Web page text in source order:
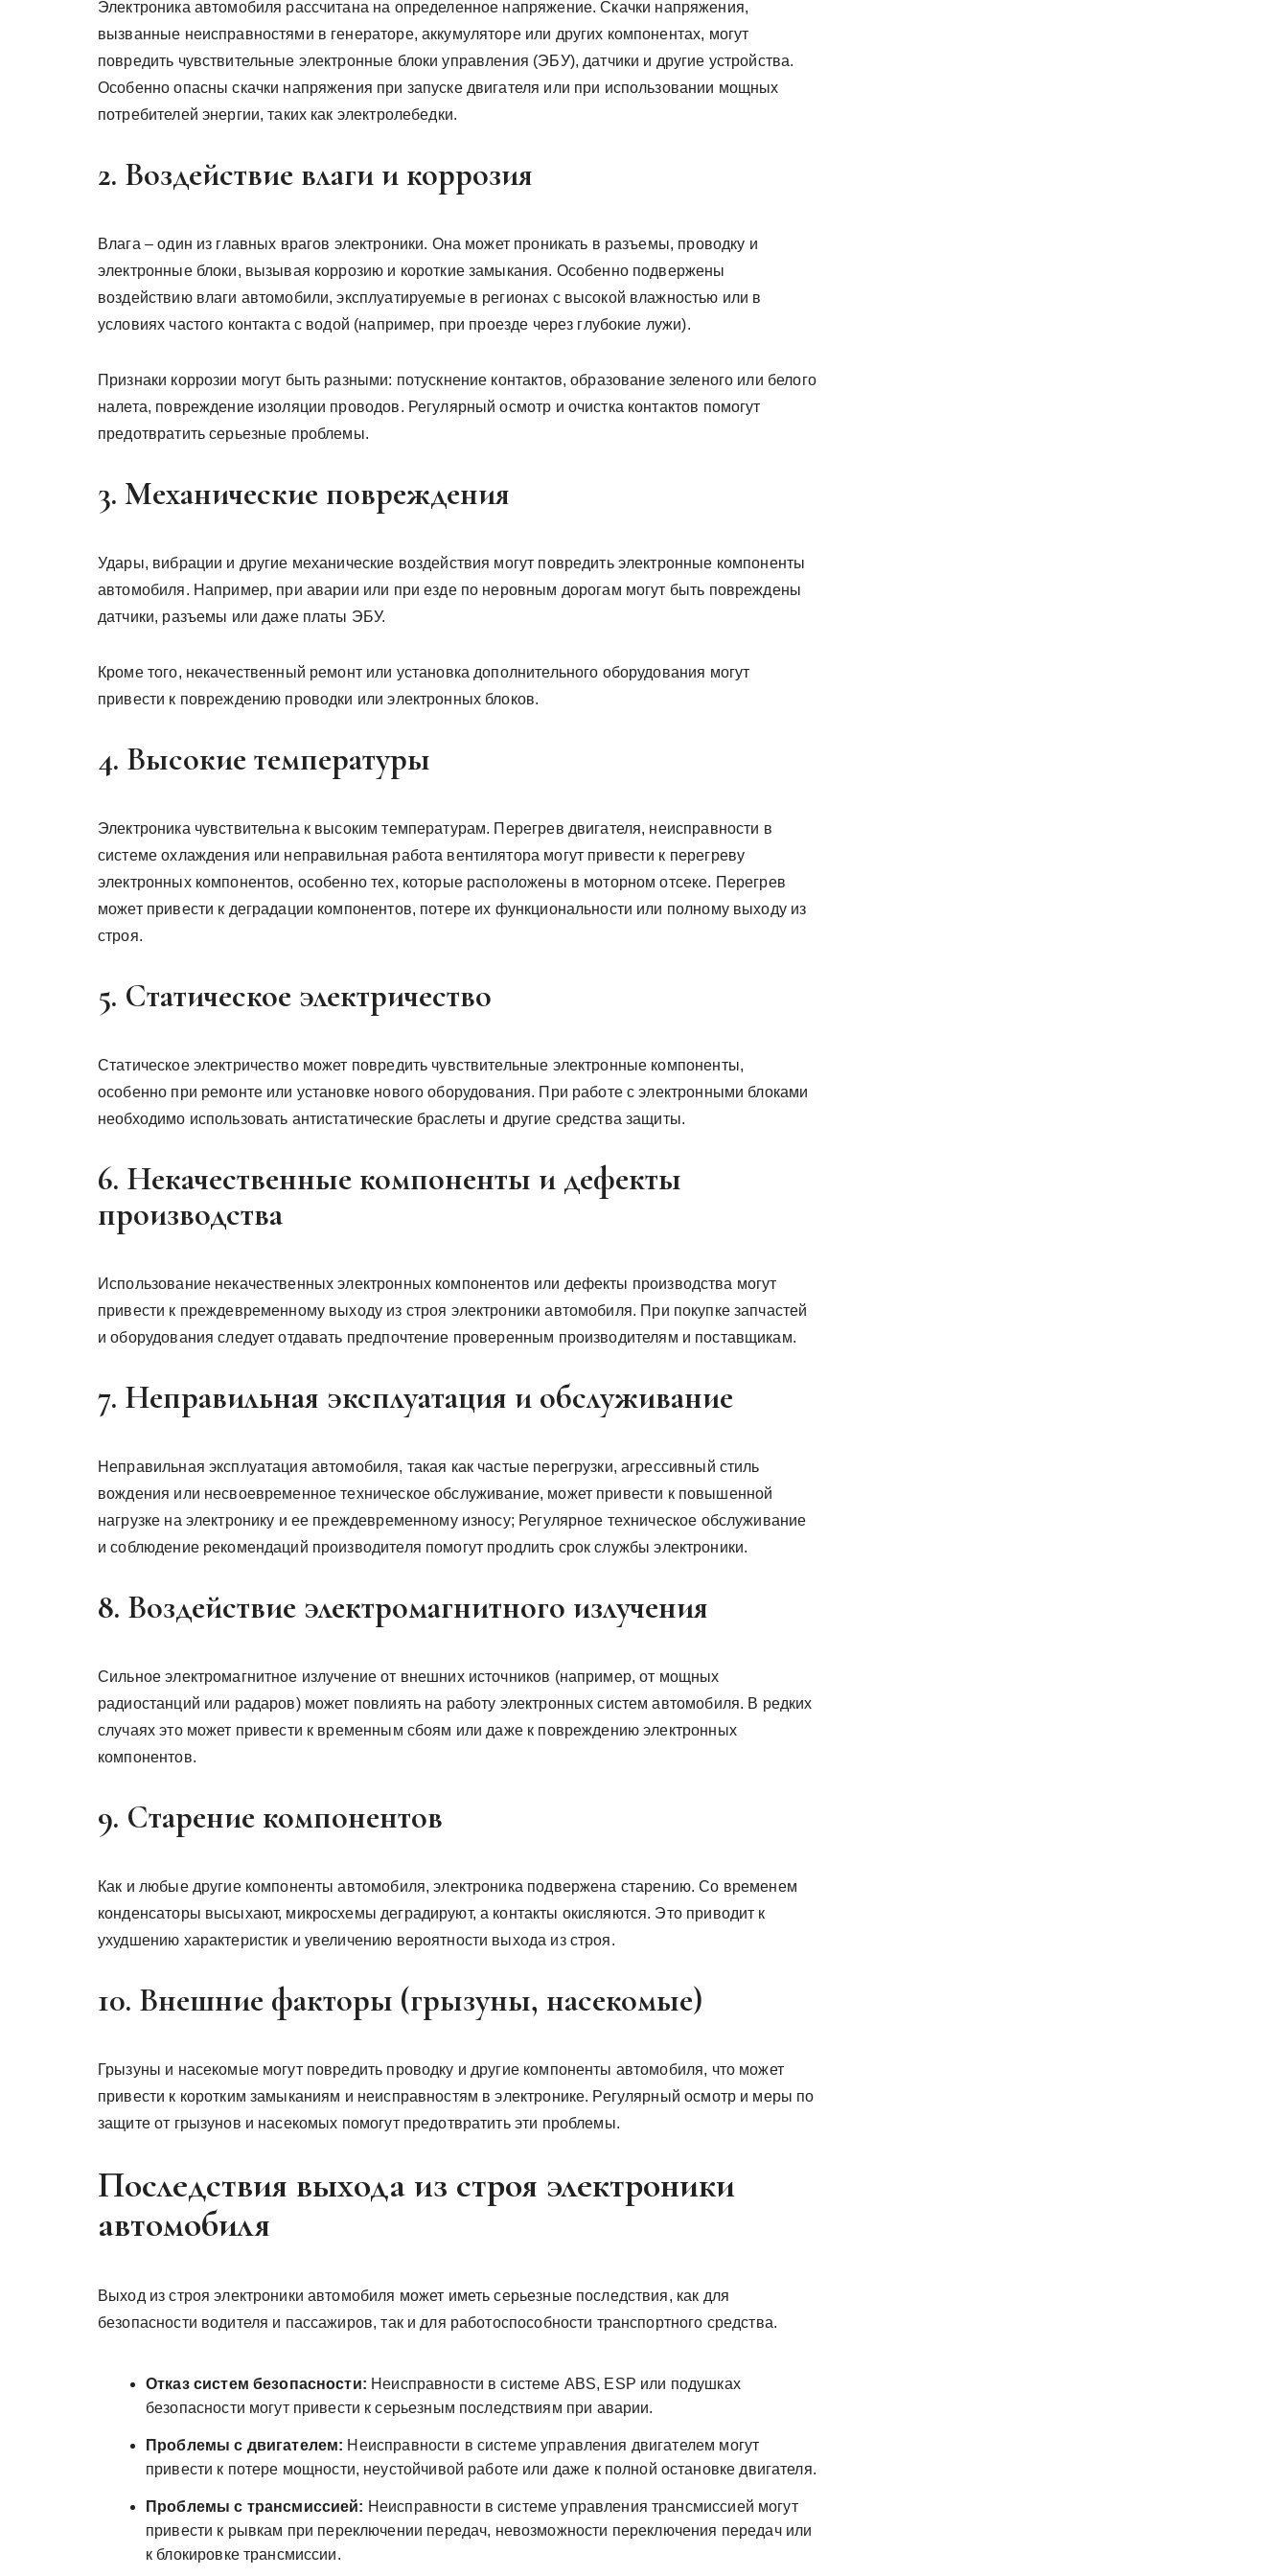
Электроника автомобиля рассчитана на определенное напряжение. Скачки напряжения,
вызванные неисправностями в генераторе, аккумуляторе или других компонентах, могут
повредить чувствительные электронные блоки управления (ЭБУ), датчики и другие устройства.
Особенно опасны скачки напряжения при запуске двигателя или при использовании мощных
потребителей энергии, таких как электролебедки.
2. Воздействие влаги и коррозия
Влага – один из главных врагов электроники. Она может проникать в разъемы, проводку и
электронные блоки, вызывая коррозию и короткие замыкания. Особенно подвержены
воздействию влаги автомобили, эксплуатируемые в регионах с высокой влажностью или в
условиях частого контакта с водой (например, при проезде через глубокие лужи).
Признаки коррозии могут быть разными: потускнение контактов, образование зеленого или белого
налета, повреждение изоляции проводов. Регулярный осмотр и очистка контактов помогут
предотвратить серьезные проблемы.
3. Механические повреждения
Удары, вибрации и другие механические воздействия могут повредить электронные компоненты
автомобиля. Например, при аварии или при езде по неровным дорогам могут быть повреждены
датчики, разъемы или даже платы ЭБУ.
Кроме того, некачественный ремонт или установка дополнительного оборудования могут
привести к повреждению проводки или электронных блоков.
4. Высокие температуры
Электроника чувствительна к высоким температурам. Перегрев двигателя, неисправности в
системе охлаждения или неправильная работа вентилятора могут привести к перегреву
электронных компонентов, особенно тех, которые расположены в моторном отсеке. Перегрев
может привести к деградации компонентов, потере их функциональности или полному выходу из
строя.
5. Статическое электричество
Статическое электричество может повредить чувствительные электронные компоненты,
особенно при ремонте или установке нового оборудования. При работе с электронными блоками
необходимо использовать антистатические браслеты и другие средства защиты.
6. Некачественные компоненты и дефекты
производства
Использование некачественных электронных компонентов или дефекты производства могут
привести к преждевременному выходу из строя электроники автомобиля. При покупке запчастей
и оборудования следует отдавать предпочтение проверенным производителям и поставщикам.
7. Неправильная эксплуатация и обслуживание
Неправильная эксплуатация автомобиля, такая как частые перегрузки, агрессивный стиль
вождения или несвоевременное техническое обслуживание, может привести к повышенной
нагрузке на электронику и ее преждевременному износу; Регулярное техническое обслуживание
и соблюдение рекомендаций производителя помогут продлить срок службы электроники.
8. Воздействие электромагнитного излучения
Сильное электромагнитное излучение от внешних источников (например, от мощных
радиостанций или радаров) может повлиять на работу электронных систем автомобиля. В редких
случаях это может привести к временным сбоям или даже к повреждению электронных
компонентов.
9. Старение компонентов
Как и любые другие компоненты автомобиля, электроника подвержена старению. Со временем
конденсаторы высыхают, микросхемы деградируют, а контакты окисляются. Это приводит к
ухудшению характеристик и увеличению вероятности выхода из строя.
10. Внешние факторы (грызуны, насекомые)
Грызуны и насекомые могут повредить проводку и другие компоненты автомобиля, что может
привести к коротким замыканиям и неисправностям в электронике. Регулярный осмотр и меры по
защите от грызунов и насекомых помогут предотвратить эти проблемы.
Последствия выхода из строя электроники
автомобиля
Выход из строя электроники автомобиля может иметь серьезные последствия, как для
безопасности водителя и пассажиров, так и для работоспособности транспортного средства.
Отказ систем безопасности: Неисправности в системе ABS, ESP или подушках
безопасности могут привести к серьезным последствиям при аварии.
Проблемы с двигателем: Неисправности в системе управления двигателем могут
привести к потере мощности, неустойчивой работе или даже к полной остановке двигателя.
Проблемы с трансмиссией: Неисправности в системе управления трансмиссией могут
привести к рывкам при переключении передач, невозможности переключения передач или
к блокировке трансмиссии.